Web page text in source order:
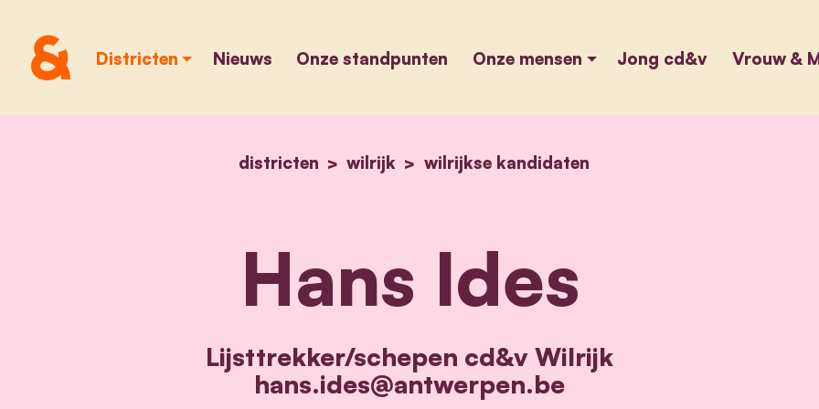
Districten Nieuws Onze standpunten Onze mensen Jong cd&v Vrouw &
home
districten wilrijk wilrijkse kandidaten
hans ides
Hans Ides
Lijsttrekker/schepen cd&v Wilrijk
hans.ides@antwerpen.be